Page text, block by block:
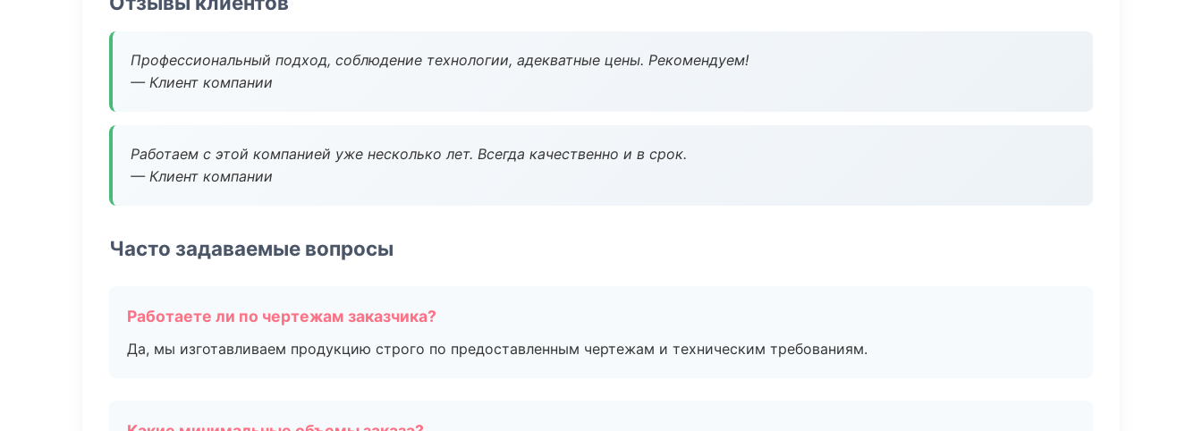
Профессиональный подход, соблюдение технологии, адекватные цены. Рекомендуем!
— Клиент компании
Работаем с этой компанией уже несколько лет. Всегда качественно и в срок.
— Клиент компании
Часто задаваемые вопросы
Работаете ли по чертежам заказчика?
Да, мы изготавливаем продукцию строго по предоставленным чертежам и техническим требованиям.